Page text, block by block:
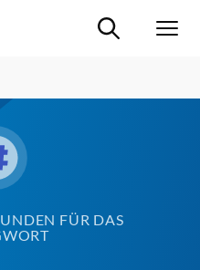
Suche ein-/
FÜR DAS